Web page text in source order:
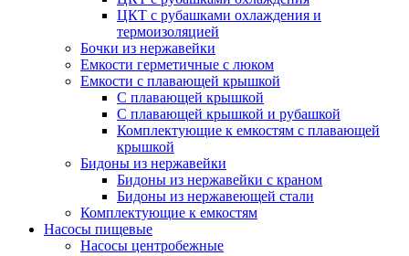
ЦКТ с рубашками охлаждения и
термоизоляцией
Бочки из нержавейки
Емкости герметичные с люком
Емкости с плавающей крышкой
С плавающей крышкой
С плавающей крышкой и рубашкой
Комплектующие к емкостям с плавающей
крышкой
Бидоны из нержавейки
Бидоны из нержавейки с краном
Бидоны из нержавеющей стали
Комплектующие к емкостям
Насосы пищевые
Насосы центробежные